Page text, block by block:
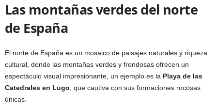
Las montañas verdes del norte
de España
El norte de España es un mosaico de paisajes naturales y riqueza
cultural, donde las montañas verdes y frondosas ofrecen un
espectáculo visual impresionante, un ejemplo es la Playa de las
Catedrales en Lugo, que cautiva con sus formaciones rocosas
únicas.